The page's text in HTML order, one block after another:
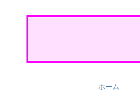
ホーム